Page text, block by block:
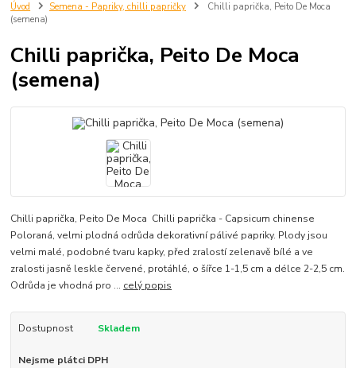
Úvod Semena - Papriky, chilli papričky
Chilli paprička, Peito De Moca
(semena)
Chilli paprička, Peito De Moca
(semena)
Chilli paprička, Peito De Moca Chilli paprička - Capsicum chinense
Poloraná, velmi plodná odrůda dekorativní pálivé papriky. Plody jsou
velmi malé, podobné tvaru kapky, před zralostí zelenavě bílé a ve
zralosti jasně leskle červené, protáhlé, o šířce 1-1,5 cm a délce 2-2,5 cm.
Odrůda je vhodná pro ... celý popis
Dostupnost Skladem
Nejsme plátci DPH